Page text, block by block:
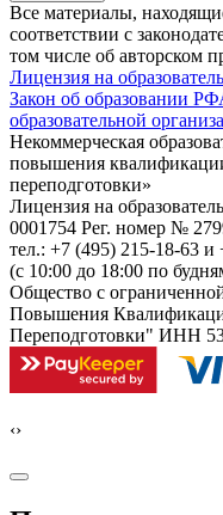
Все материалы,
соответствии с
том числе об авторском
Лицензия на
Закон об образовании РФ
образовательной
Некоммерческая
повышения
переподготовки»
Лицензия на
0001754 Рег. номер №
тел.: +7 (495) 215-18-63 и
(с 10:00 до 18:00 по
Общество с
Повышения
Переподготовки" ИНН
‹›